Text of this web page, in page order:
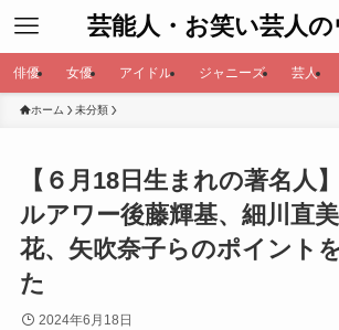
芸能人・お笑い芸人
俳優 女優 アイドル ジャニーズ 芸人
ホーム 未分類
【６月18日生まれの著名人
ルアワー後藤輝基、細川直
花、矢吹奈子らのポイント
た
2024年6月18日